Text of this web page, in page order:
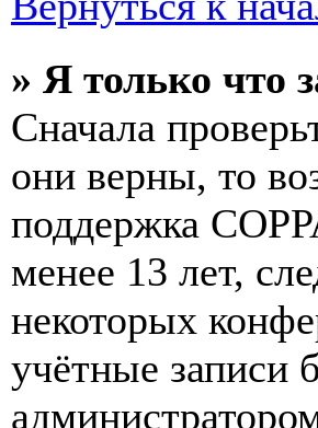
» Я только что
Сначала
они верны, то
поддержка
менее 13 лет,
некоторых
учётные записи